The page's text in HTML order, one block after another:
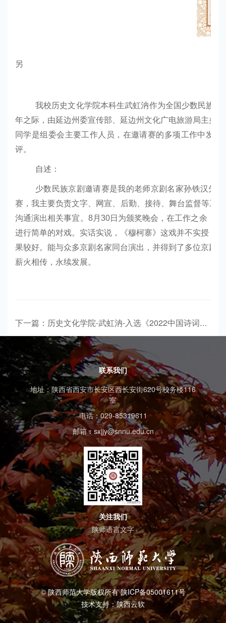
另
我校历史文化学院本科生武虹汭作为全国少数民族
年之际，由延边州委宣传部、延边州文化广电旅游局主办
同学是组委会主要工作人员，在邀请赛的多项工作中发
评。
自述：
少数民族京剧邀请赛是我的老师京剧名家孙铁汉先
赛，我主要负责文字、网宣、后勤、接待、舞台监督等工
沟通演出相关事宜。 8月 30日为颁奖晚会，在工作之余，
进行简单的对戏。实话实说，《穆柯寨》这戏并不实授，
果较好。能与众多京剧名家同台演出，并得到了多位京剧
薪火相传，永续发展。
下一篇：历史文化学院-武虹汭-入选《2022中国诗词大会》“线上百人团”
联系我们
地址：陕西省西安市长安区西长安街620号校务楼116
室
电话：029-85319611
邮箱：sxjjy@snnu.edu.cn
关注我们
陕师语言文字
© 陕西师范大学版权所有 陕ICP备05001611号
技术支持：陕西云软